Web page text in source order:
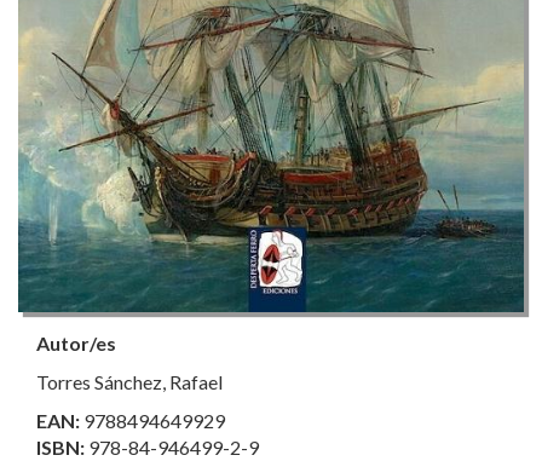
Autor/es
Torres Sánchez, Rafael
EAN: 9788494649929
ISBN: 978-84-946499-2-9